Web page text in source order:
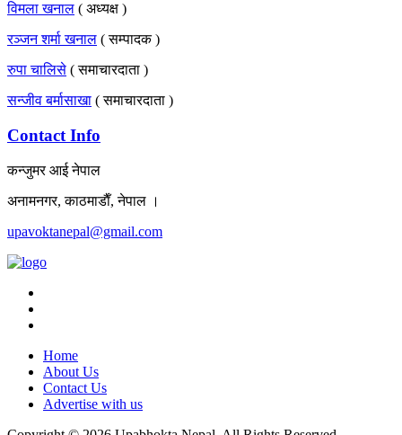
विमला खनाल ( अध्यक्ष )
रञ्जन शर्मा खनाल ( सम्पादक )
रुपा चालिसे ( समाचारदाता )
सन्जीव बर्मासाखा ( समाचारदाता )
Contact Info
कन्जुमर आई नेपाल
अनामनगर, काठमाडाैँ, नेपाल ।
upavoktanepal@gmail.com
Home
About Us
Contact Us
Advertise with us